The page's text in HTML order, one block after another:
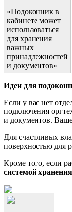
«Подоконник в
кабинете может
использоваться
для хранения
важных
принадлежностей
и документов»
Идеи для
Если у вас нет
подключения
и документов. Ваше
Для счастливых
поверхностью для
Кроме того, если
системой хранения